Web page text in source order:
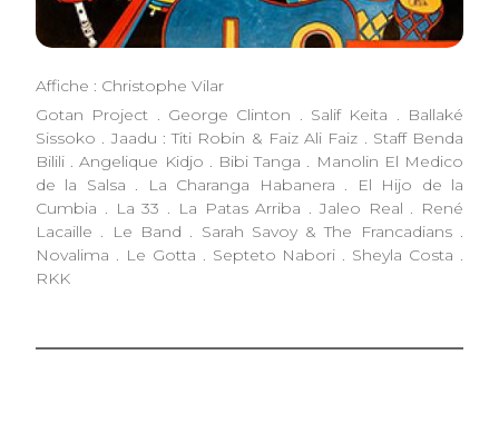
Affiche : Christophe Vilar
Gotan Project . George Clinton . Salif Keita . Ballaké
Sissoko . Jaadu : Titi Robin & Faiz Ali Faiz . Staff Benda
Bilili . Angelique Kidjo . Bibi Tanga . Manolin El Medico
de la Salsa . La Charanga Habanera . El Hijo de la
Cumbia . La 33 . La Patas Arriba . Jaleo Real . René
Lacaille . Le Band . Sarah Savoy & The Francadians .
Novalima . Le Gotta . Septeto Nabori . Sheyla Costa .
RKK